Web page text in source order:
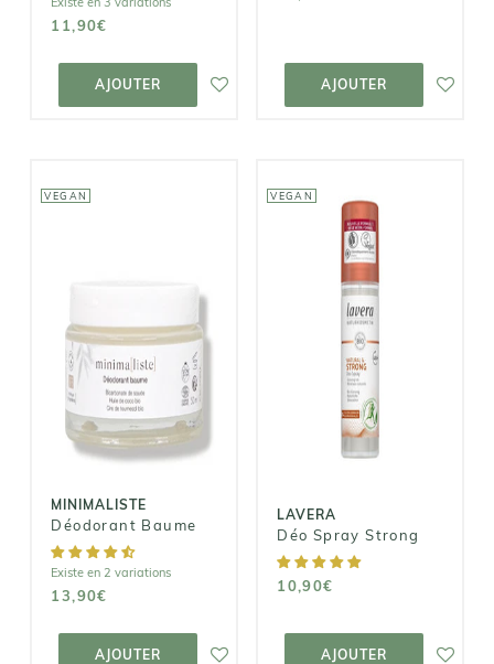
11,90€
AJOUTER
AJOUTER AU
PANIER
AJOUTER
AJOUTER AU
PANIER
VEGAN
MINIMALISTE
Déodorant Baume
Existe en 2 variations
13,90€
AJOUTER
MINIMALISTE
Déodorant
Baume
13,90€
AJOUTER AU
PANIER
VEGAN
LAVERA
Déo Spray Strong
10,90€
AJOUTER
LAVERA
Déo Spray
Strong
10,90€
AJOUTER AU
PANIER